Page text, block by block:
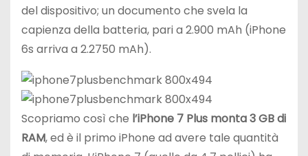
del dispositivo; un documento che svela la
capienza della batteria, pari a 2.900 mAh (iPhone
6s arriva a 2.2750 mAh).
Scopriamo così che l’iPhone 7 Plus monta 3 GB di
RAM, ed è il primo iPhone ad avere tale quantità